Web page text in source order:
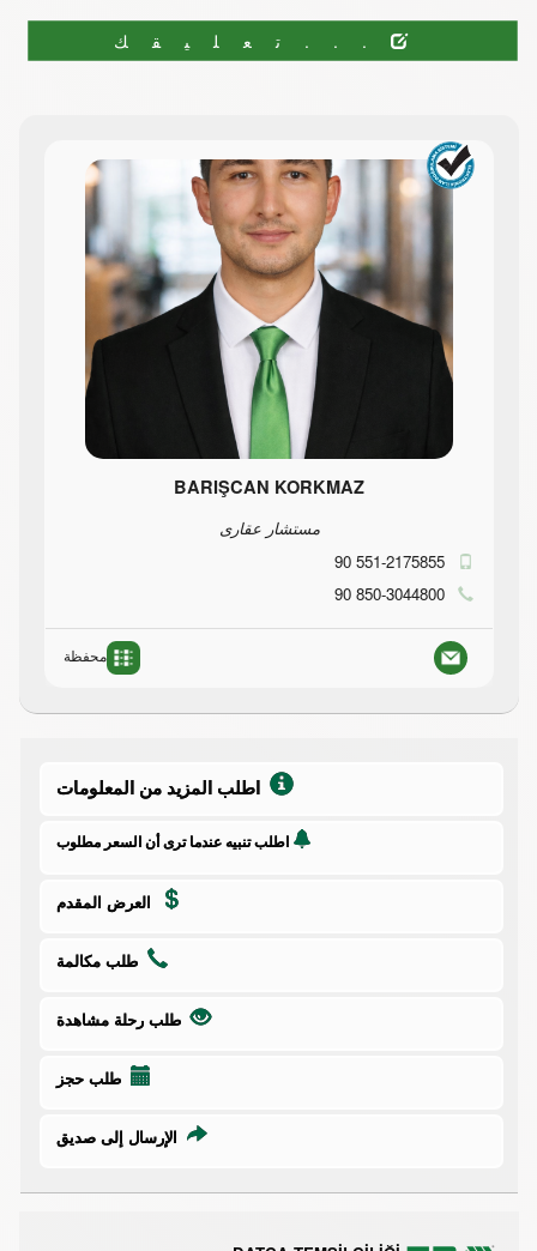
...تعليقك
BARIŞCAN KORKMAZ
مستشار عقارى
90 551-2175855
90 850-3044800
محفظة
اطلب المزيد من المعلومات
اطلب تنبيه عندما ترى أن السعر مطلوب
العرض المقدم
طلب مكالمة
طلب رحلة مشاهدة
طلب حجز
الإرسال إلى صديق